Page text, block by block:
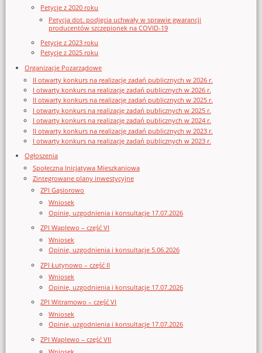
Petycje z 2020 roku
Petycja dot. podjęcia uchwały w sprawie gwarancji
producentów szczepionek na COVID-19
Petycje z 2023 roku
Petycje z 2025 roku
Organizacje Pozarządowe
II otwarty konkurs na realizację zadań publicznych w 2026 r.
I otwarty konkurs na realizację zadań publicznych w 2026 r.
II otwarty konkurs na realizację zadań publicznych w 2025 r.
I otwarty konkurs na realizację zadań publicznych w 2025 r.
I otwarty konkurs na realizację zadań publicznych w 2024 r.
II otwarty konkurs na realizację zadań publicznych w 2023 r.
I otwarty konkurs na realizację zadań publicznych w 2023 r.
Ogłoszenia
Społeczna Inicjatywa Mieszkaniowa
Zintegrowane plany inwestycyjne
ZPI Gąsiorowo
Wniosek
Opinie, uzgodnienia i konsultacje 17.07.2026
ZPI Waplewo – część VI
Wniosek
Opinie, uzgodnienia i konsultacje 5.06.2026
ZPI Łutynowo – część II
Wniosek
Opinie, uzgodnienia i konsultacje 17.07.2026
ZPI Witramowo – część VI
Wniosek
Opinie, uzgodnienia i konsultacje 17.07.2026
ZPI Waplewo – część VII